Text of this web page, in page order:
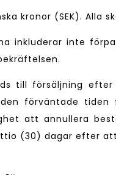
kronor (SEK).
inkluderar inte
till försäljning
förväntade tiden
att annullera
(30) dagar efter